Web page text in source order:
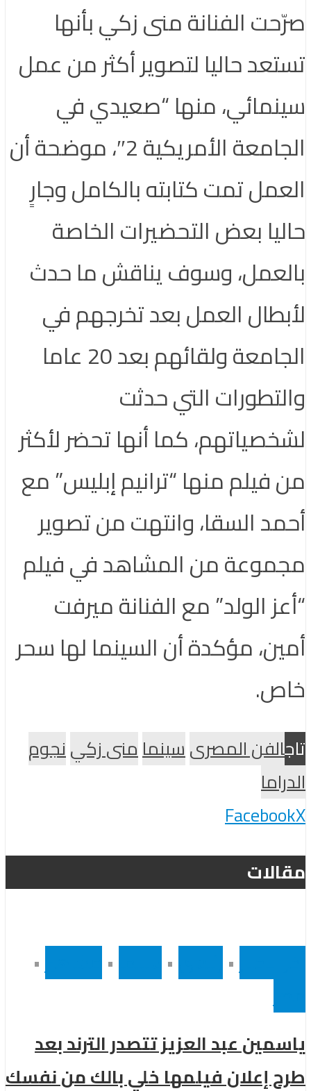
صرّحت الفنانة منى زكي بأنها
تستعد حاليا لتصوير أكثر من عمل
سينمائي، منها “صعيدي في
الجامعة الأمريكية 2″، موضحة أن
العمل تمت كتابته بالكامل وجارٍ
حاليا بعض التحضيرات الخاصة
بالعمل، وسوف يناقش ما حدث
لأبطال العمل بعد تخرجهم في
الجامعة ولقائهم بعد 20 عاما
والتطورات التي حدثت
لشخصياتهم، كما أنها تحضر لأكثر
من فيلم منها “ترانيم إبليس” مع
أحمد السقا، وانتهت من تصوير
مجموعة من المشاهد في فيلم
“أعز الولد” مع الفنانة ميرفت
أمين، مؤكدة أن السينما لها سحر
خاص.
تاجالفن المصرىسينمامنى زكينجوم
الدراما
FacebookX
مقالات
•
•
•
•
ياسمين عبد العزيز تتصدر الترند بعد
طرح إعلان فيلمها خلي بالك من نفسك